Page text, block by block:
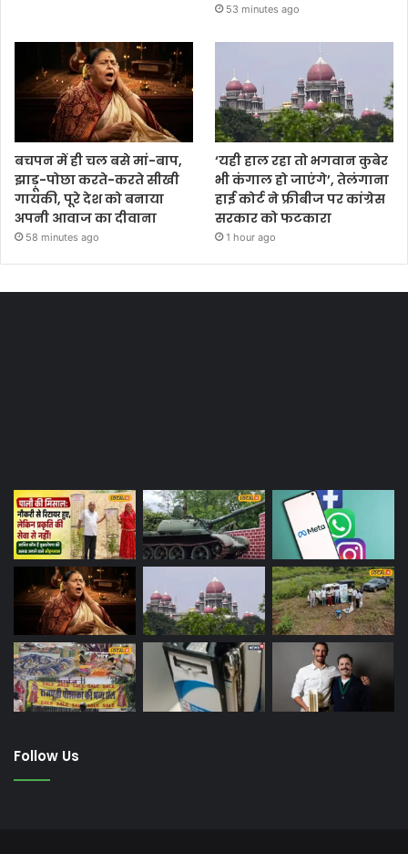
53 minutes ago
बचपन में ही चल बसे मां-बाप,
झाड़ू-पोछा करते-करते सीखी
गायकी, पूरे देश को बनाया
अपनी आवाज का दीवाना
58 minutes ago
‘यही हाल रहा तो भगवान कुबेर
भी कंगाल हो जाएंगे’, तेलंगाना
हाई कोर्ट ने फ्रीबीज पर कांग्रेस
सरकार को फटकारा
1 hour ago
Follow Us